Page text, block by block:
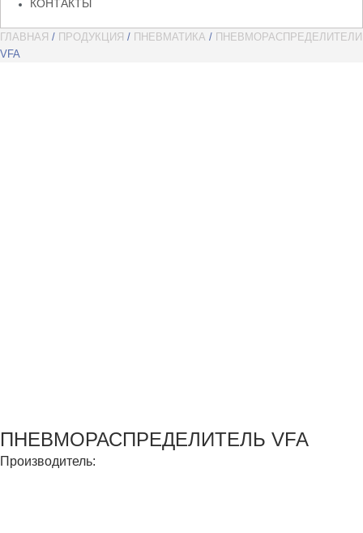
КОНТАКТЫ
ГЛАВНАЯ / ПРОДУКЦИЯ / ПНЕВМАТИКА / ПНЕВМОРАСПРЕДЕЛИТЕЛИ
VFA
ПНЕВМОРАСПРЕДЕЛИТЕЛЬ VFA
Производитель: